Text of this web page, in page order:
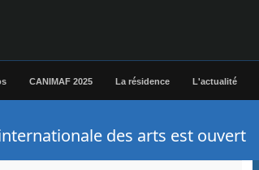
CANIMAF 2025 La résidence L'actualité
des arts est ouvert